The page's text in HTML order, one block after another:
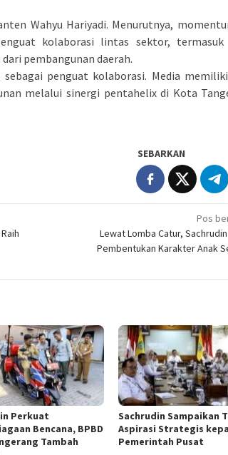
Wahyu Hariyadi. Menurutnya,
kolaborasi lintas sektor, termasuk
pembangunan daerah.
penguat kolaborasi. Media
melalui sinergi pentahelix di Kota
SEBARKAN
Pos
Lewat Lomba Catur,
Pembentukan Karakter Anak
Perkuat
Bencana, BPBD
Tambah
Sachrudin Sampaikan
Aspirasi Strategis
Pemerintah Pusat